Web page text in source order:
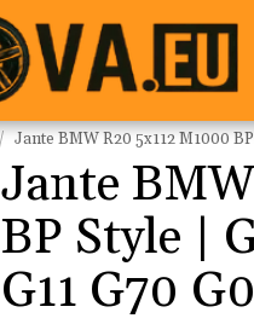
Jante BMW R20 5x112 M1000
Jante
BP Style |
G11 G70